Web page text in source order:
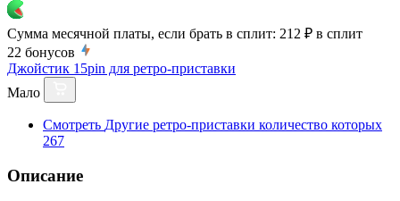
Сумма месячной платы, если брать в сплит: 212 ₽ в сплит
22 бонусов
Джойстик 15pin для ретро-приставки
Мало
Смотреть Другие ретро-приставки количество которых
267
Описание